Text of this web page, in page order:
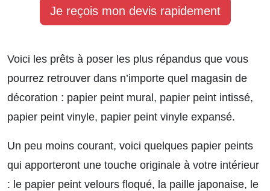
Je reçois mon devis rapidement
Voici les prêts à poser les plus répandus que vous
pourrez retrouver dans n’importe quel magasin de
décoration : papier peint mural, papier peint intissé,
papier peint vinyle, papier peint vinyle expansé.
Un peu moins courant, voici quelques papier peints
qui apporteront une touche originale à votre intérieur
: le papier peint velours floqué, la paille japonaise, le